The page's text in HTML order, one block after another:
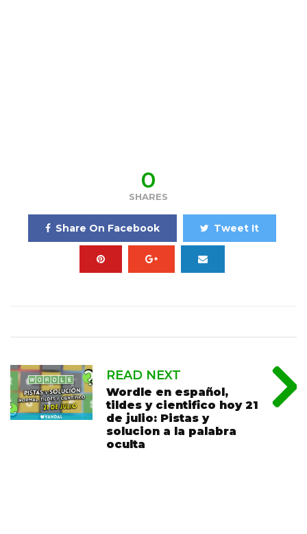
0
SHARES
Share On Facebook Tweet It
READ NEXT
Wordle en español,
tildes y cientifico hoy 21
de julio: Pistas y
solucion a la palabra
oculta